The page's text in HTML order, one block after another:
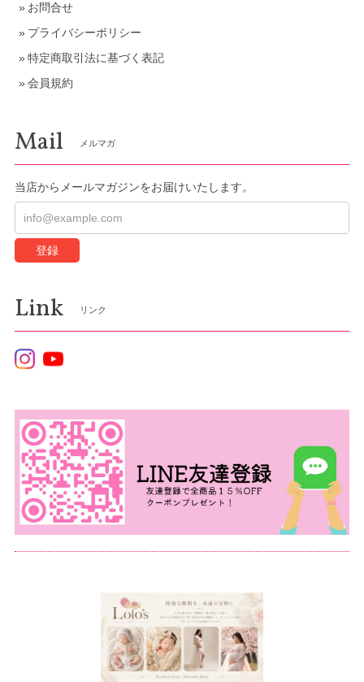
お問合せ
プライバシーポリシー
特定商取引法に基づく表記
会員規約
Mail メルマガ
当店からメールマガジンをお届けいたします。
登録
Link リンク